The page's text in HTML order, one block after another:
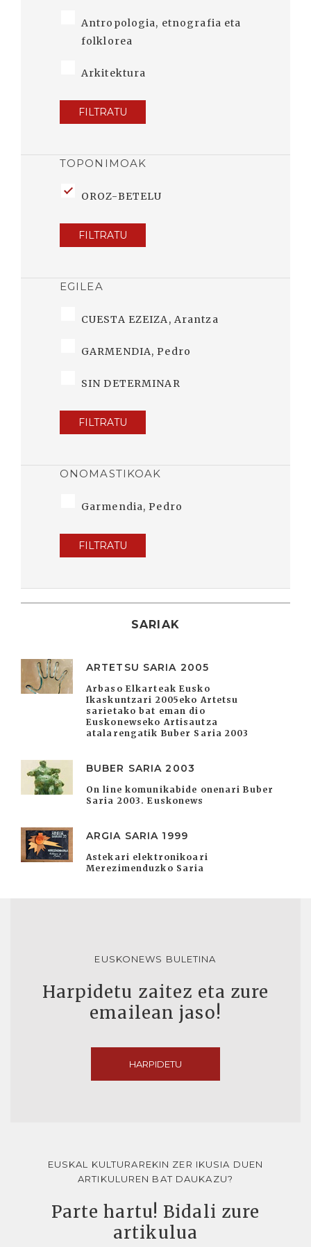
Antropologia, etnografia eta
folklorea
Arkitektura
FILTRATU
TOPONIMOAK
OROZ-BETELU
FILTRATU
EGILEA
CUESTA EZEIZA, Arantza
GARMENDIA, Pedro
SIN DETERMINAR
FILTRATU
ONOMASTIKOAK
Garmendia, Pedro
FILTRATU
SARIAK
ARTETSU SARIA 2005
Arbaso Elkarteak Eusko
Ikaskuntzari 2005eko Artetsu
sarietako bat eman dio
Euskonewseko Artisautza
atalarengatik Buber Saria 2003
BUBER SARIA 2003
On line komunikabide onenari Buber
Saria 2003. Euskonews
ARGIA SARIA 1999
Astekari elektronikoari
Merezimenduzko Saria
EUSKONEWS BULETINA
Harpidetu zaitez eta zure
emailean jaso!
HARPIDETU
EUSKAL KULTURAREKIN ZER IKUSIA DUEN
ARTIKULUREN BAT DAUKAZU?
Parte hartu! Bidali zure
artikulua